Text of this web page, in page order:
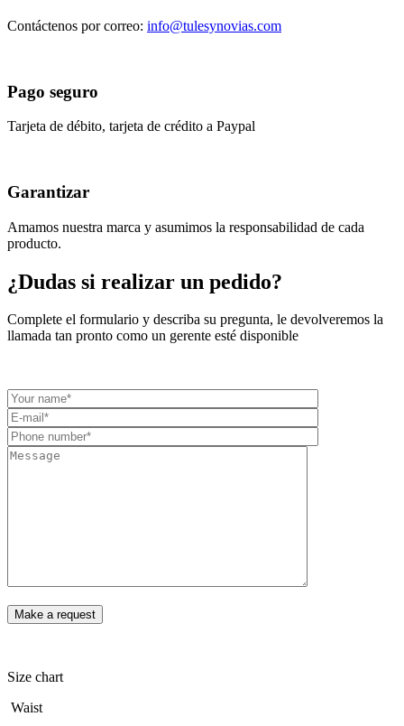
Contáctenos por correo: info@tulesynovias.com
Pago seguro
Tarjeta de débito, tarjeta de crédito a Paypal
Garantizar
Amamos nuestra marca y asumimos la responsabilidad de cada
producto.
¿Dudas si realizar un pedido?
Complete el formulario y describa su pregunta, le devolveremos la
llamada tan pronto como un gerente esté disponible
Size chart
Waist